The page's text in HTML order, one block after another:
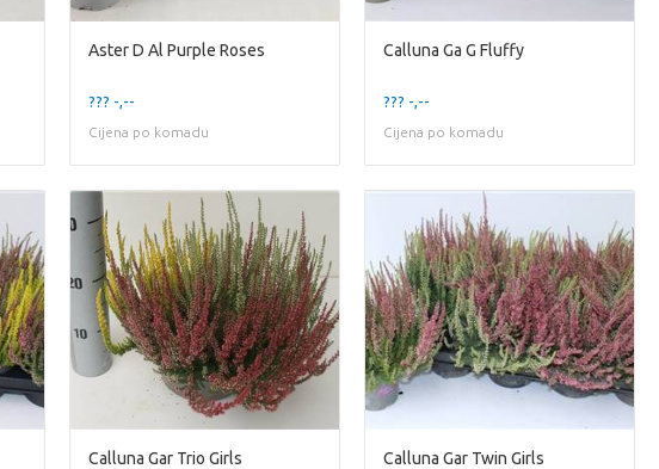
Aster D Al Purple Roses
??? -,--
Cijena po komadu
Calluna Ga G Fluffy
??? -,--
Cijena po komadu
Calluna Gar Trio Girls Calluna Gar Twin Girls